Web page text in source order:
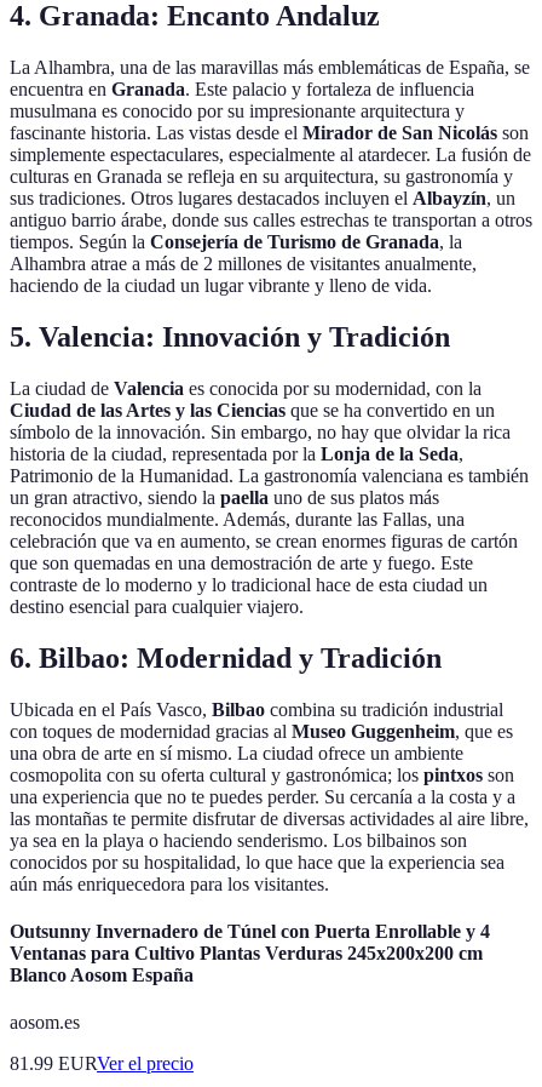
4. Granada: Encanto Andaluz
La Alhambra, una de las maravillas más emblemáticas de España, se
encuentra en Granada. Este palacio y fortaleza de influencia
musulmana es conocido por su impresionante arquitectura y
fascinante historia. Las vistas desde el Mirador de San Nicolás son
simplemente espectaculares, especialmente al atardecer. La fusión de
culturas en Granada se refleja en su arquitectura, su gastronomía y
sus tradiciones. Otros lugares destacados incluyen el Albayzín, un
antiguo barrio árabe, donde sus calles estrechas te transportan a otros
tiempos. Según la Consejería de Turismo de Granada, la
Alhambra atrae a más de 2 millones de visitantes anualmente,
haciendo de la ciudad un lugar vibrante y lleno de vida.
5. Valencia: Innovación y Tradición
La ciudad de Valencia es conocida por su modernidad, con la
Ciudad de las Artes y las Ciencias que se ha convertido en un
símbolo de la innovación. Sin embargo, no hay que olvidar la rica
historia de la ciudad, representada por la Lonja de la Seda,
Patrimonio de la Humanidad. La gastronomía valenciana es también
un gran atractivo, siendo la paella uno de sus platos más
reconocidos mundialmente. Además, durante las Fallas, una
celebración que va en aumento, se crean enormes figuras de cartón
que son quemadas en una demostración de arte y fuego. Este
contraste de lo moderno y lo tradicional hace de esta ciudad un
destino esencial para cualquier viajero.
6. Bilbao: Modernidad y Tradición
Ubicada en el País Vasco, Bilbao combina su tradición industrial
con toques de modernidad gracias al Museo Guggenheim, que es
una obra de arte en sí mismo. La ciudad ofrece un ambiente
cosmopolita con su oferta cultural y gastronómica; los pintxos son
una experiencia que no te puedes perder. Su cercanía a la costa y a
las montañas te permite disfrutar de diversas actividades al aire libre,
ya sea en la playa o haciendo senderismo. Los bilbainos son
conocidos por su hospitalidad, lo que hace que la experiencia sea
aún más enriquecedora para los visitantes.
Outsunny Invernadero de Túnel con Puerta Enrollable y 4
Ventanas para Cultivo Plantas Verduras 245x200x200 cm
Blanco Aosom España
aosom.es
81.99 EURVer el precio